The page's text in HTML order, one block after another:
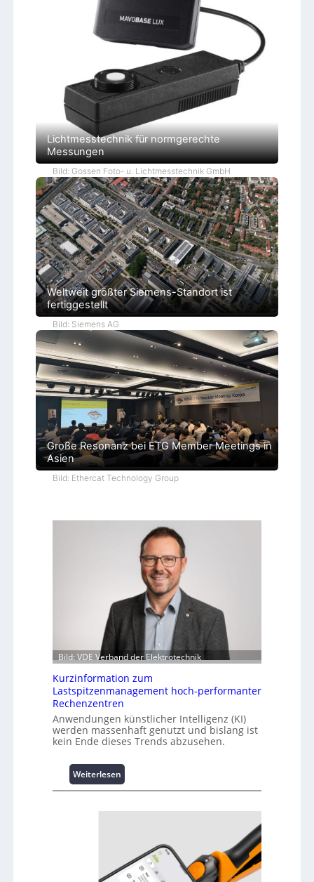
Lichtmesstechnik für normgerechte
Messungen
Bild: Gossen Foto- u. Lichtmesstechnik GmbH
Weltweit größter Siemens-Standort ist
fertiggestellt
Bild: Siemens AG
Große Resonanz bei ETG Member Meetings in
Asien
Bild: Ethercat Technology Group
Bild: VDE Verband der Elektrotechnik
Kurzinformation zum
Lastspitzenmanagement hoch-performanter
Rechenzentren
Anwendungen künstlicher Intelligenz (KI)
werden massenhaft genutzt und bislang ist
kein Ende dieses Trends abzusehen.
Weiterlesen:
K
r
f